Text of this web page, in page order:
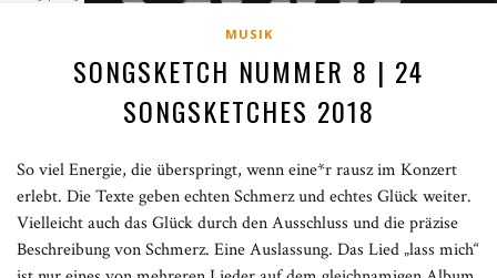
MUSIK
SONGSKETCH NUMMER 8 | 24
SONGSKETCHES 2018
So viel Energie, die überspringt, wenn eine*r rausz im Konzert
erlebt. Die Texte geben echten Schmerz und echtes Glück weiter.
Vielleicht auch das Glück durch den Ausschluss und die präzise
Beschreibung von Schmerz. Eine Auslassung. Das Lied „lass mich“